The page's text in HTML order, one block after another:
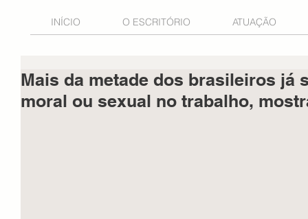
INÍCIO O ESCRITÓRIO ATUAÇÃO
Mais da metade dos brasileiros já
moral ou sexual no trabalho,